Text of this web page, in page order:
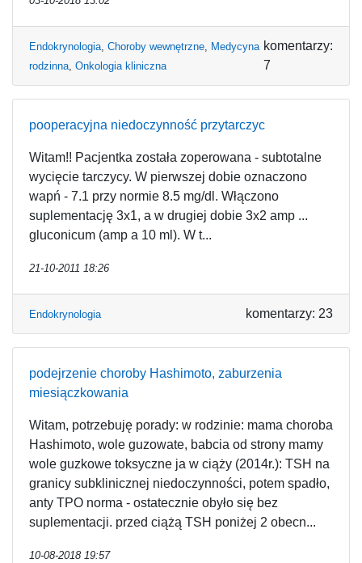
Endokrynologia, Choroby wewnętrzne, Medycyna
rodzinna, Onkologia kliniczna
komentarzy:
7
pooperacyjna niedoczynność przytarczyc
Witam!! Pacjentka została zoperowana - subtotalne
wycięcie tarczycy. W pierwszej dobie oznaczono
wapń - 7.1 przy normie 8.5 mg/dl. Włączono
suplementację 3x1, a w drugiej dobie 3x2 amp ...
gluconicum (amp a 10 ml). W t...
21-10-2011 18:26
Endokrynologia komentarzy: 23
podejrzenie choroby Hashimoto, zaburzenia
miesiączkowania
Witam, potrzebuję porady: w rodzinie: mama choroba
Hashimoto, wole guzowate, babcia od strony mamy
wole guzkowe toksyczne ja w ciąży (2014r.): TSH na
granicy subklinicznej niedoczynności, potem spadło,
anty TPO norma - ostatecznie obyło się bez
suplementacji. przed ciążą TSH poniżej 2 obecn...
10-08-2018 19:57